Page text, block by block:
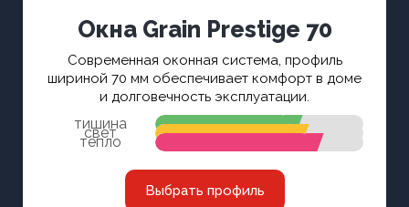
Окна Grain Prestige 70
Современная оконная система, профиль
шириной 70 мм обеспечивает комфорт в доме
и долговечность эксплуатации.
тишина
свет
тепло
Выбрать профиль